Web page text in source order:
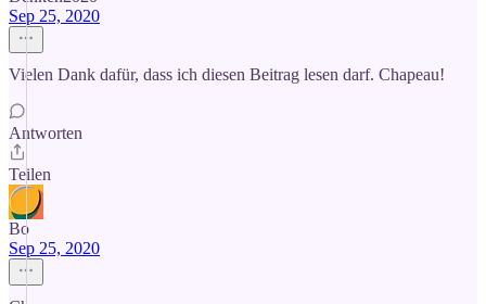
Sep 25, 2020
Vielen Dank dafür, dass ich diesen Beitrag lesen darf. Chapeau!
Antworten
Teilen
Bo
Sep 25, 2020